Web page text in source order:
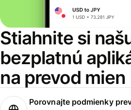
Stiahnite si
bezplatnú
na prevod mien
Porovnajte podmienky